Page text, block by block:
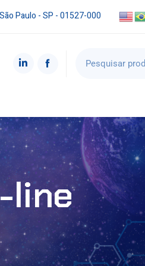
Paulo - SP - 01527-000
line